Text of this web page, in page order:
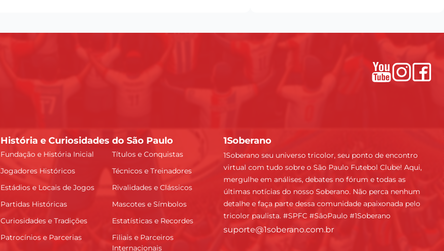
História e Curiosidades do São Paulo
Fundação e História Inicial
Títulos e Conquistas
Jogadores Históricos
Técnicos e Treinadores
Estádios e Locais de Jogos
Rivalidades e Clássicos
Partidas Históricas
Mascotes e Símbolos
Curiosidades e Tradições
Estatísticas e Recordes
Patrocínios e Parcerias
Filiais e Parceiros
Internacionais
1Soberano
1Soberano seu universo tricolor, seu ponto de encontro
virtual com tudo sobre o São Paulo Futebol Clube! Aqui,
mergulhe em análises, debates no fórum e todas as
últimas notícias do nosso Soberano. Não perca nenhum
detalhe e faça parte dessa comunidade apaixonada pelo
tricolor paulista. #SPFC #SãoPaulo #1Soberano
suporte@1soberano.com.br